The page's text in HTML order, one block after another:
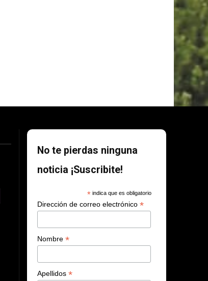
No te pierdas ninguna
noticia ¡Suscribite!
*indica que es obligatorio
Dirección de correo electrónico*
Nombre*
Apellidos*